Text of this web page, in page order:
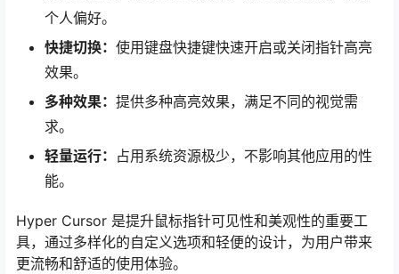
个人偏好。
快捷切换： 使用键盘快捷键快速开启或关闭指针高亮
效果。
多种效果： 提供多种高亮效果，满足不同的视觉需
求。
轻量运行： 占用系统资源极少，不影响其他应用的性
能。
Hyper Cursor 是提升鼠标指针可见性和美观性的重要工
具，通过多样化的自定义选项和轻便的设计，为用户带来
更流畅和舒适的使用体验。